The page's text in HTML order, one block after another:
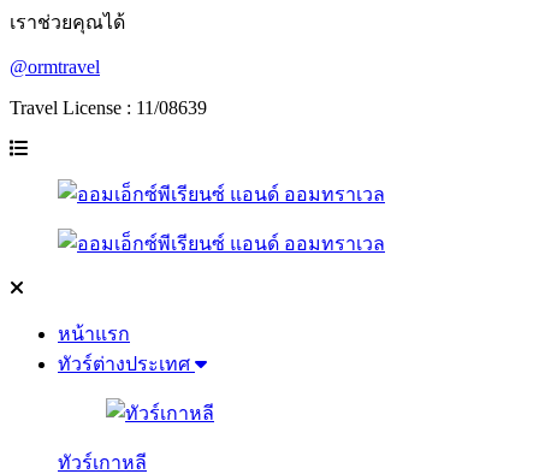
เราช่วยคุณได้
@ormtravel
Travel License : 11/08639
หน้าแรก
ทัวร์ต่างประเทศ
ทัวร์เกาหลี